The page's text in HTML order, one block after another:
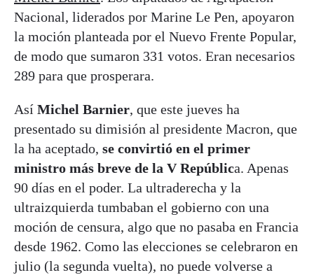
Nacional, liderados por Marine Le Pen, apoyaron
la moción planteada por el Nuevo Frente Popular,
de modo que sumaron 331 votos. Eran necesarios
289 para que prosperara.
Así Michel Barnier, que este jueves ha
presentado su dimisión al presidente Macron, que
la ha aceptado, se convirtió en el primer
ministro más breve de la V República. Apenas
90 días en el poder. La ultraderecha y la
ultraizquierda tumbaban el gobierno con una
moción de censura, algo que no pasaba en Francia
desde 1962. Como las elecciones se celebraron en
julio (la segunda vuelta), no puede volverse a